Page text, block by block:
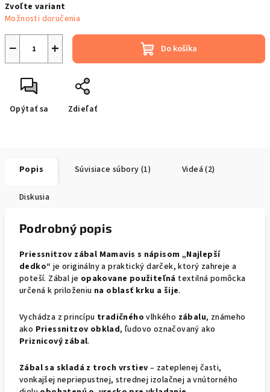
cena:
Zvoľte variant
Možnosti doručenia
+
− Do košíka
Opýtať sa Zdieľať
Popis Súvisiace súbory (1) Videá (2)
Diskusia
Podrobný popis
Priessnitzov zábal Mamavis s nápisom „Najlepší
dedko“ je originálny a praktický darček, ktorý zahreje a
poteší. Zábal je opakovane použiteľná textilná pomôcka
určená k priloženiu na oblasť krku a šije.
Vychádza z princípu tradičného vlhkého zábalu, známeho
ako Priessnitzov obklad, ľudovo označovaný ako
Priznicový zábal.
Zábal sa skladá z troch vrstiev – zateplenej časti,
vonkajšej nepriepustnej, strednej izolačnej a vnútorného